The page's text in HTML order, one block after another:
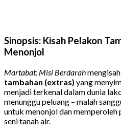
Sinopsis: Kisah Pelakon
Menonjol
Martabat: Misi Berdarah
tambahan (extras) yang
menjadi terkenal dalam dunia
menunggu peluang – malah
untuk menonjol dan memperoleh
seni tanah air.